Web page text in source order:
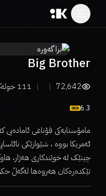
Big Brother
72,642
111
6.3
مامۆستایەکی قۆناغی ئامادەیی
ئەمریکا بووە ، شێوازێکی
چینێک لە خوێندکاری هەژار،
تێکدەرەکان هەروەها لەگەڵ